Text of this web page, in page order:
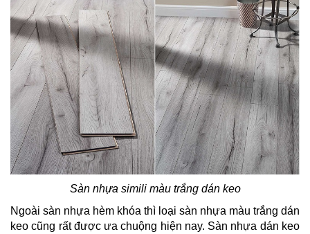
Sàn nhựa simili màu trắng dán keo
Ngoài sàn nhựa hèm khóa thì loại sàn nhựa màu trắng dán
keo cũng rất được ưa chuộng hiện nay. Sàn nhựa dán keo